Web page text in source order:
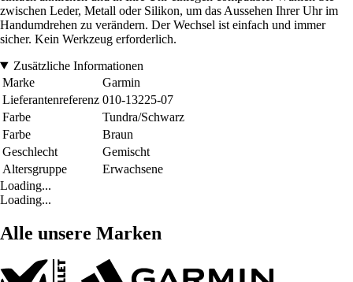
zwischen Leder, Metall oder Silikon, um das Aussehen Ihrer Uhr im
Handumdrehen zu verändern. Der Wechsel ist einfach und immer
sicher. Kein Werkzeug erforderlich.
Zusätzliche Informationen
Marke
Garmin
Lieferantenreferenz 010-13225-07
Farbe
Tundra/Schwarz
Farbe
Braun
Geschlecht
Gemischt
Altersgruppe
Erwachsene
Loading...
Loading...
Alle unsere Marken